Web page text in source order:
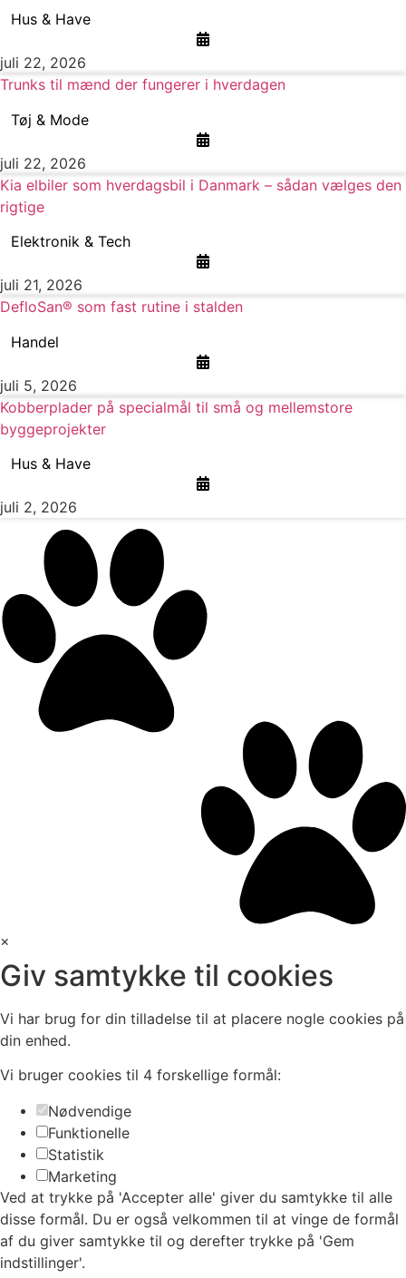
Hus & Have
juli 22, 2026
Trunks til mænd der fungerer i hverdagen
Tøj & Mode
juli 22, 2026
Kia elbiler som hverdagsbil i Danmark – sådan vælges den
rigtige
Elektronik & Tech
juli 21, 2026
DefloSan® som fast rutine i stalden
Handel
juli 5, 2026
Kobberplader på specialmål til små og mellemstore
byggeprojekter
Hus & Have
juli 2, 2026
×
Giv samtykke til cookies
Vi har brug for din tilladelse til at placere nogle cookies på
din enhed.
Vi bruger cookies til 4 forskellige formål:
Nødvendige
Funktionelle
Statistik
Marketing
Ved at trykke på 'Accepter alle' giver du samtykke til alle
disse formål. Du er også velkommen til at vinge de formål
af du giver samtykke til og derefter trykke på 'Gem
indstillinger'.